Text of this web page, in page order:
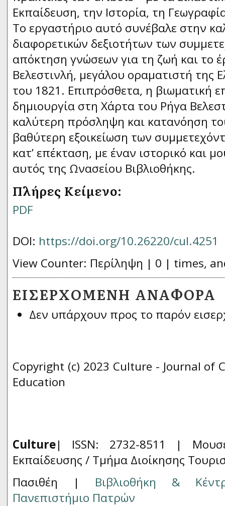
Εκπαίδευση, την Ιστορία, τη
Το εργαστήριο αυτό συνέβαλε στην
διαφορετικών δεξιοτήτων των
απόκτηση γνώσεων για τη ζωή και το
Βελεστινλή, μεγάλου οραματιστή της
του 1821. Επιπρόσθετα, η βιωματική
δημιουργία στη Χάρτα του Ρήγα
καλύτερη πρόσληψη και κατανόηση
βαθύτερη εξοικείωση των
κατ’ επέκταση, με έναν ιστορικό και
αυτός της Ωνασείου Βιβλιοθήκης.
Πλήρες Κείμενο:
PDF
DOI: https://doi.org/10.26220/cul.4251
View Counter: Περίληψη | 0 | times,
ΕΙΣΕΡΧΌΜΕΝΗ ΑΝΑΦΟΡΆ
Δεν υπάρχουν προς το παρόν
Copyright (c) 2023 Culture - Journal of
Education
Culture| ISSN: 2732-8511 |
Εκπαίδευσης / Τμήμα Διοίκησης
Πασιθέη | Βιβλιοθήκη &
Πανεπιστήμιο Πατρών